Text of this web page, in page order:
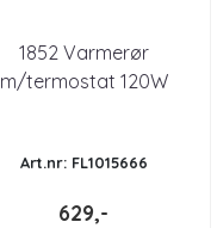
1852 Varmerør
m/termostat 120W
Art.nr: FL1015666
629,-